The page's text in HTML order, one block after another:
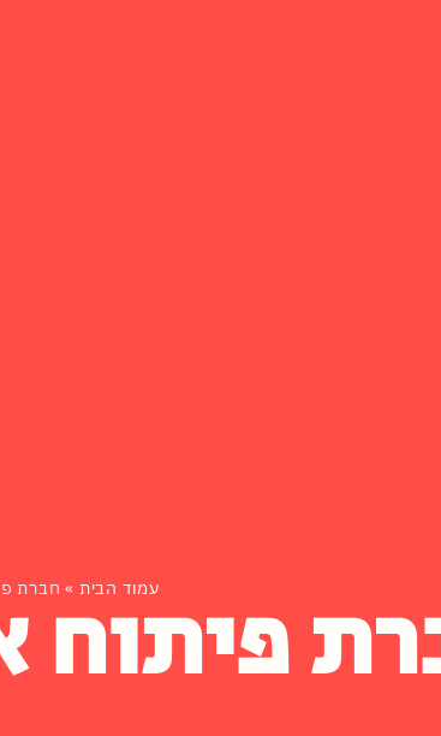
עמוד הבית » חברת פיתוח